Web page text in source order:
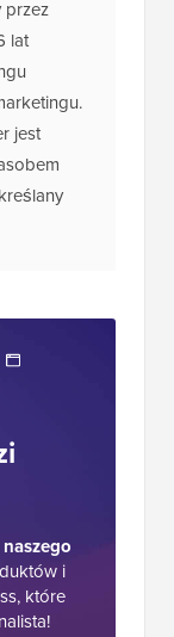
przez
lat
jest
i
które